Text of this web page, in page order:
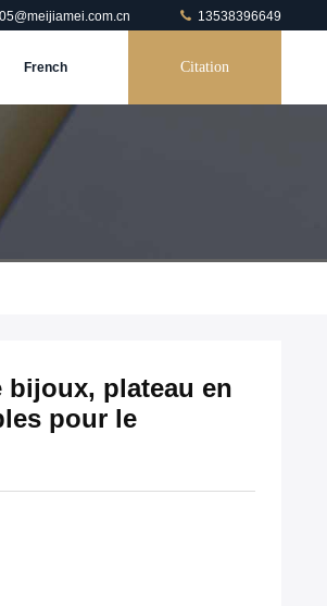
13538396649
French Citation
bijoux, plateau en
pour le